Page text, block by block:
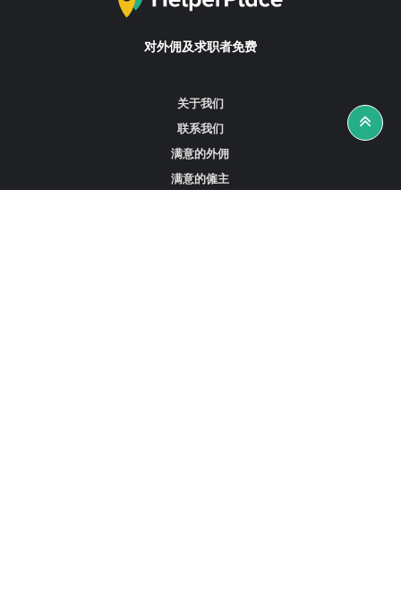
对外佣及求职者免费
关于我们
联系我们
满意的外佣
满意的僱主